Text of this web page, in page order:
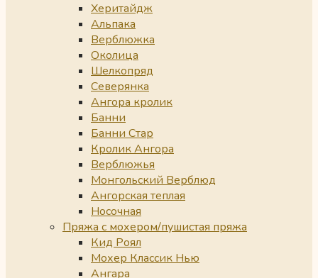
Херитайдж
Альпака
Верблюжка
Околица
Шелкопряд
Северянка
Ангора кролик
Банни
Банни Стар
Кролик Ангора
Верблюжья
Монгольский Верблюд
Ангорская теплая
Носочная
Пряжа с мохером/пушистая пряжа
Кид Роял
Мохер Классик Нью
Ангара